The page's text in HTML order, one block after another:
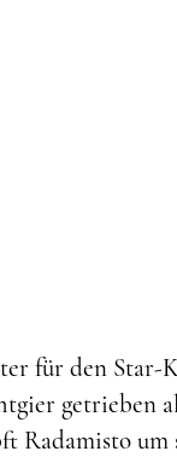
für den Star-
getrieben
um